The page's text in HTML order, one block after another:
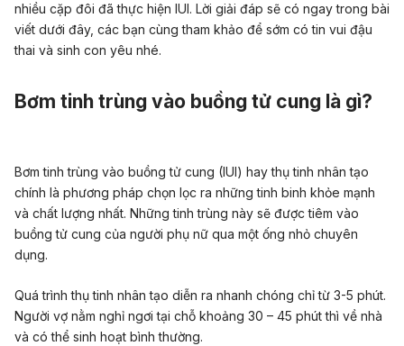
nhiều cặp đôi đã thực hiện IUI. Lời giải đáp sẽ có ngay trong bài
viết dưới đây, các bạn cùng tham khảo để sớm có tin vui đậu
thai và sinh con yêu nhé.
Bơm tinh trùng vào buồng tử cung là gì?
Bơm tinh trùng vào buồng tử cung (IUI) haythụ tinh nhân tạo
chính là phương pháp chọn lọc ra những tinh binh khỏe mạnh
và chất lượng nhất. Những tinh trùng này sẽ được tiêm vào
buồng tử cung của người phụ nữ qua một ống nhỏ chuyên
dụng.
Quá trình thụ tinh nhân tạo diễn ra nhanh chóng chỉ từ 3-5 phút.
Người vợ nằm nghỉ ngơi tại chỗ khoảng 30 – 45 phút thì về nhà
và có thể sinh hoạt bình thường.